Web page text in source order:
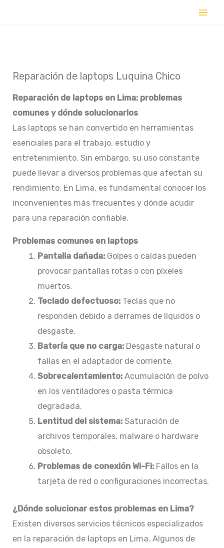
Reparación de laptops Luquina Chico
Reparación de laptops en Lima: problemas
comunes y dónde solucionarlos
Las laptops se han convertido en herramientas
esenciales para el trabajo, estudio y
entretenimiento. Sin embargo, su uso constante
puede llevar a diversos problemas que afectan su
rendimiento. En Lima, es fundamental conocer los
inconvenientes más frecuentes y dónde acudir
para una reparación confiable.​
Problemas comunes en laptops
Pantalla dañada:Golpes o caídas pueden
provocar pantallas rotas o con píxeles
muertos.​
Teclado defectuoso:Teclas que no
responden debido a derrames de líquidos o
desgaste.​
Batería que no carga:Desgaste natural o
fallas en el adaptador de corriente.​
Sobrecalentamiento:Acumulación de polvo
en los ventiladores o pasta térmica
degradada.​
Lentitud del sistema:Saturación de
archivos temporales, malware o hardware
obsoleto.​
Problemas de conexión Wi-Fi:Fallos en la
tarjeta de red o configuraciones incorrectas.​
¿Dónde solucionar estos problemas en Lima?
Existen diversos servicios técnicos especializados
en la reparación de laptops en Lima. Algunos de